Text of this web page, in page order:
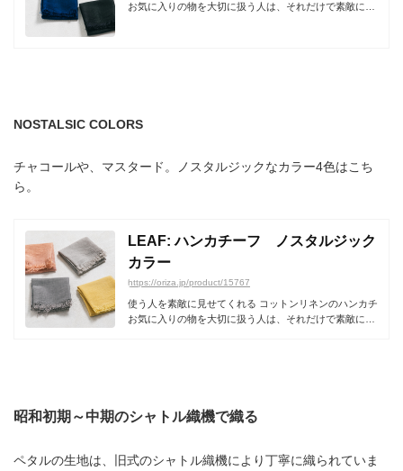
お気に入りの物を大切に扱う人は、それだけで素敵に見
NOSTALSIC COLORS
チャコールや、マスタード。ノスタルジックなカラー4色はこち
ら。
LEAF: ハンカチーフ ノスタルジック
カラー
https://oriza.jp/product/15767
使う人を素敵に見せてくれる コットンリネンのハンカチ
お気に入りの物を大切に扱う人は、それだけで素敵に見
昭和初期～中期のシャトル織機で織る
ペタルの生地は、旧式のシャトル織機により丁寧に織られていま